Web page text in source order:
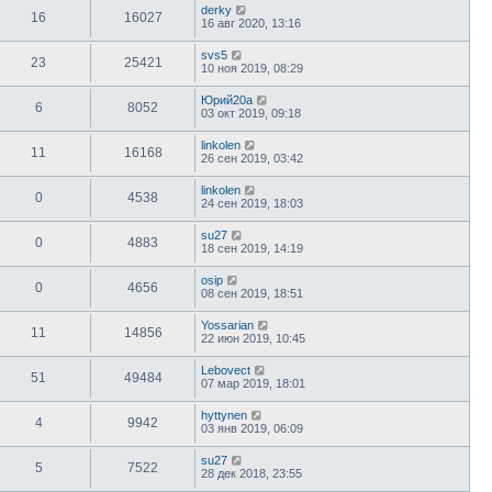
16 16027
derky
16 авг 2020, 13:16
23 25421
svs5
10 ноя 2019, 08:29
6 8052
Юрий20а
03 окт 2019, 09:18
11 16168
linkolen
26 сен 2019, 03:42
0 4538
linkolen
24 сен 2019, 18:03
0 4883
su27
18 сен 2019, 14:19
0 4656
osip
08 сен 2019, 18:51
11 14856
Yossarian
22 июн 2019, 10:45
51 49484
Lebovect
07 мар 2019, 18:01
4 9942
hyttynen
03 янв 2019, 06:09
5 7522
su27
28 дек 2018, 23:55